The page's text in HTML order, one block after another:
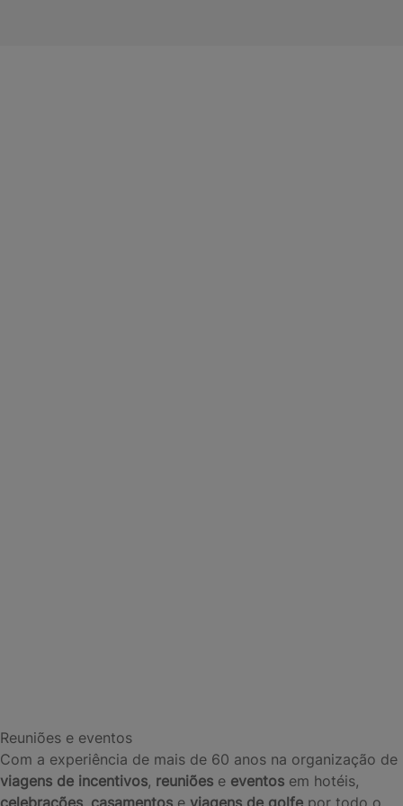
Reuniões e eventos
Com a experiência de mais de 60 anos na organização de
viagens de incentivos, reuniões e eventos em hotéis,
celebrações casamentos e viagens de golfe por todo o